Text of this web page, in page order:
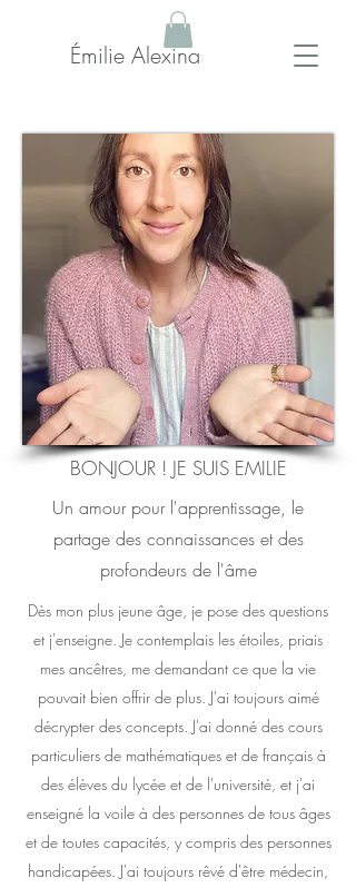
Émilie Alexina
BONJOUR ! JE SUIS EMILIE
Un amour pour l'apprentissage, le
partage des connaissances et des
profondeurs de l'âme
Dès mon plus jeune âge, je pose des questions
et j'enseigne. Je contemplais les étoiles, priais
mes ancêtres, me demandant ce que la vie
pouvait bien offrir de plus. J'ai toujours aimé
décrypter des concepts. J'ai donné des cours
particuliers de mathématiques et de français à
des élèves du lycée et de l'université, et j'ai
enseigné la voile à des personnes de tous âges
et de toutes capacités, y compris des personnes
handicapées. J'ai toujours rêvé d'être médecin,